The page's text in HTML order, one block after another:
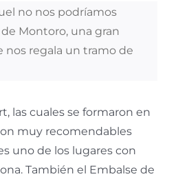
no nos podríamos
Montoro, una gran
nos regala un tramo de
las cuales se formaron en
muy recomendables
uno de los lugares con
También el Embalse de